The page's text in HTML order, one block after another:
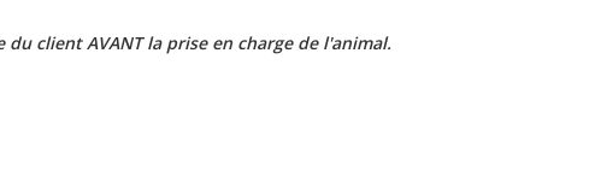
client AVANT la prise en charge de l'animal.